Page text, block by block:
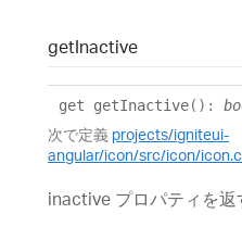
getInactive
get getInactive() :
次で定義 projects/igniteui-
angular/icon/src/icon/
inactive プロパティを返